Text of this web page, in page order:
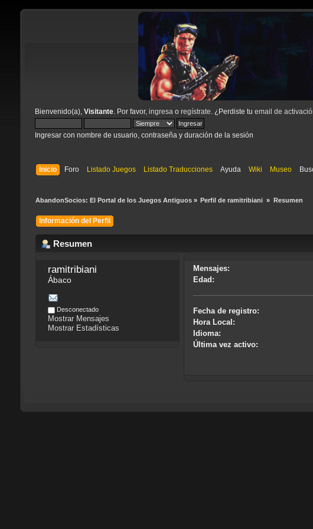
Bienvenido(a), Visitante. Por favor, ingresa o regístrate . ¿Perdiste tu email de
Ingresar con nombre de usuario, contraseña y duración de la sesión
Inicio Foro Listado Juegos Listado Traducciones Ayuda Wiki Museo
AbandonSocios: El Portal de los Juegos Antiguos» Perfil de ramitribiani » Resumen
Información del Perfil
Resumen
ramitribiani
Ábaco
Desconectado
Mostrar Mensajes
Mostrar Estadísticas
Mensajes:
Edad:
Fecha de registro:
Hora Local:
Idioma:
Última vez activo: